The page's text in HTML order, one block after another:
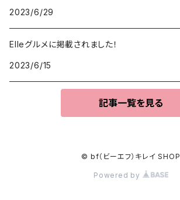
2023/6/29
Elleグルメに掲載されました！
2023/6/15
記事一覧を見る
© bf（ビーエフ）キレイ SHOP
Powered by